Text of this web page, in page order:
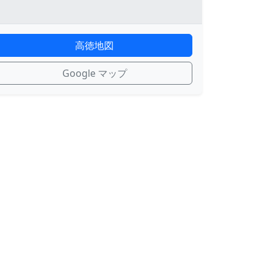
高徳地図
Google マップ